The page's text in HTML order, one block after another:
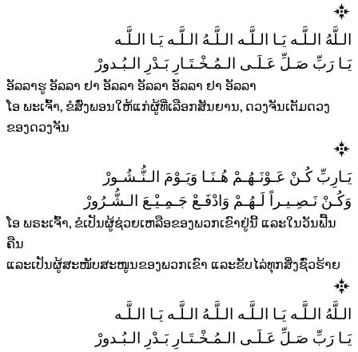
الـلَّهُ الـلَّـه يَـا الـلَّـه الـلَّـهُ الـلَّـه يَـا الـلَّـه
يَـا رَبِّ صَـلِّ عَـلَـى الـمُـخْـتَـارِ بَـدْرِ الـبُـدورْ
ອັລລາຮູ ອັລລາ ຢາ ອັລລາ ອັລລາ ອັລລາ ຢາ ອັລລາ
ໂອ ພະເຈົ້າ, ຂໍສົ່ງພອນໃຫ້ແກ່ຜູ້ທີ່ເລືອກສັນຍານ, ດວງຈັນເຕັມດວງ
ຂອງດວງຈັນ
يَـارِبِّ كُـنْ عَـوْنَـهُـمْ هُـنَـا وَيَـوْمَ الـنُّـشُـورْ
وَكُـنْ نَـصِـيـراً لَـهُـمْ وَادْفَـعْ جَـمِـيْـعَ الـشُّـرُورْ
ໂອ ພຣະເຈົ້າ, ຂໍເປັນຜູ້ຊ່ວຍເຫລືອຂອງພວກເຂົາຢູ່ນີ້ ແລະໃນວັນຟື້ນ
ຄືນ
ແລະເປັນຜູ້ສະໜັບສະໜູນຂອງພວກເຂົາ ແລະຂັບໄລ່ທຸກສິ່ງຊົ່ວຮ້າຍ
الـلَّهُ الـلَّـه يَـا الـلَّـه الـلَّـهُ الـلَّـه يَـا الـلَّـه
يَـا رَبِّ صَـلِّ عَـلَـى الـمُـخْـتَـارِ بَـدْرِ الـبُـدورْ